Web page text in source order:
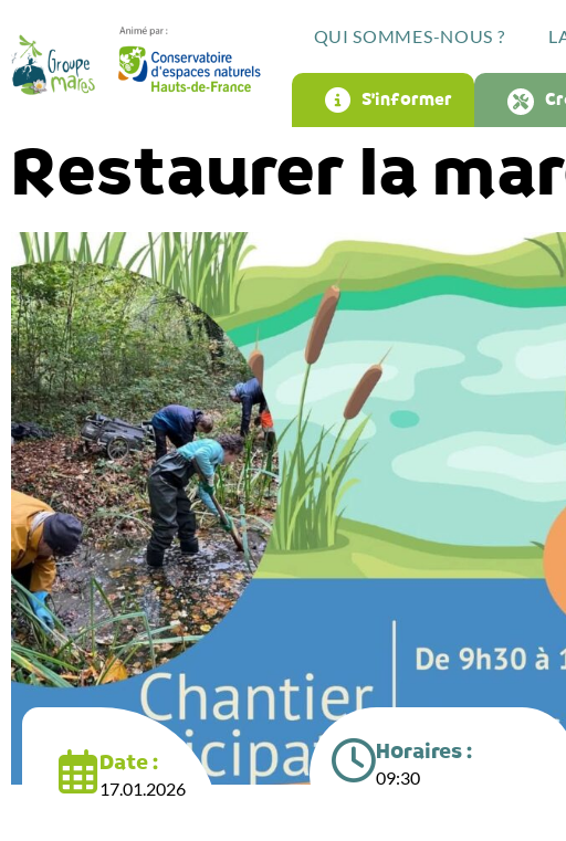
QUI SOMMES-NOUS ?
S’informer
Restaurer la
Date :
17.01.2026
Horaires :
09:30